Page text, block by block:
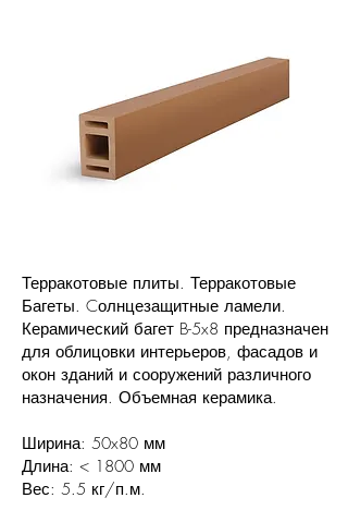
Терракотовые плиты. Терракотовые
Багеты. Cолнцезащитные ламели.
Керамический багет B-5x8 предназначен
для облицовки интерьеров, фасадов и
окон зданий и сооружений различного
назначения. Объемная керамика.
Ширина: 50x80 мм
Длина: < 1800 мм
Вес: 5.5 кг/п.м.